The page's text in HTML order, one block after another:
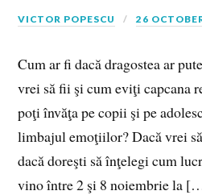
VICTOR POPESCU 26
Cum ar fi dacă dragostea ar
vrei să fii şi cum eviţi capcana
poţi învăţa pe copii şi pe
limbajul emoţiilor? Dacă vrei
dacă doreşti să înţelegi cum
vino între 2 şi 8 noiembrie la